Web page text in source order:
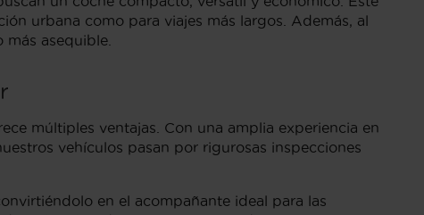
urbana como para viajes más largos. Además, al
asequible.
múltiples ventajas. Con una amplia experiencia en
vehículos pasan por rigurosas inspecciones
en el acompañante ideal para las